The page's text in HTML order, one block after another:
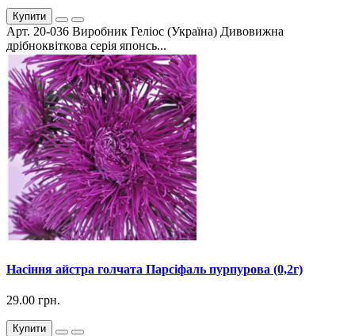
Купити
Арт. 20-036 Виробник Геліос (Україна) Дивовижна
дрібноквіткова серія японсь...
Насіння айстра голчата Парсіфаль пурпурова (0,2г)
29.00 грн.
Купити